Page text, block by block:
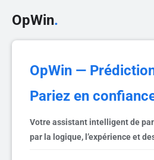
OpWin.
OpWin —
Pariez en
Votre assistant intelligent de
par la logique, l’expérience et